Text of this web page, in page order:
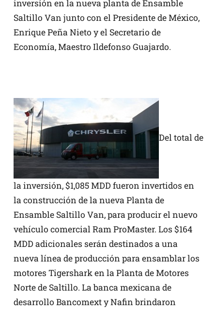
inversión en la nueva planta de Ensamble
Saltillo Van junto con el Presidente de México,
Enrique Peña Nieto y el Secretario de
Economía, Maestro Ildefonso Guajardo.
Del total de
la inversión, $1,085 MDD fueron invertidos en
la construcción de la nueva Planta de
Ensamble Saltillo Van, para producir el nuevo
vehículo comercial Ram ProMaster. Los $164
MDD adicionales serán destinados a una
nueva línea de producción para ensamblar los
motores Tigershark en la Planta de Motores
Norte de Saltillo. La banca mexicana de
desarrollo Bancomext y Nafin brindaron